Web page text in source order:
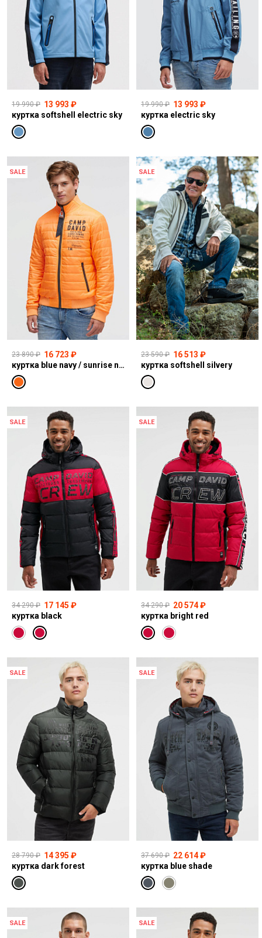
19 990 ₽ 13 993 ₽
куртка softshell electric sky
19 990 ₽ 13 993 ₽
куртка electric sky
SALE
23 890 ₽ 16 723 ₽
куртка blue navy / sunrise neon
SALE
23 590 ₽ 16 513 ₽
куртка softshell silvery
SALE
34 290 ₽ 17 145 ₽
куртка black
SALE
34 290 ₽ 20 574 ₽
куртка bright red
SALE
28 790 ₽ 14 395 ₽
куртка dark forest
SALE
37 690 ₽ 22 614 ₽
куртка blue shade
SALE SALE